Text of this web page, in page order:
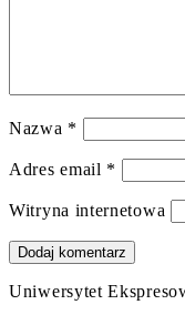
Nazwa *
Adres email *
Witryna internetowa
Uniwersytet